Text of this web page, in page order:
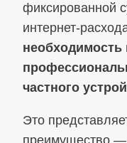
фиксированной
интернет-
необходимость
частного
Это